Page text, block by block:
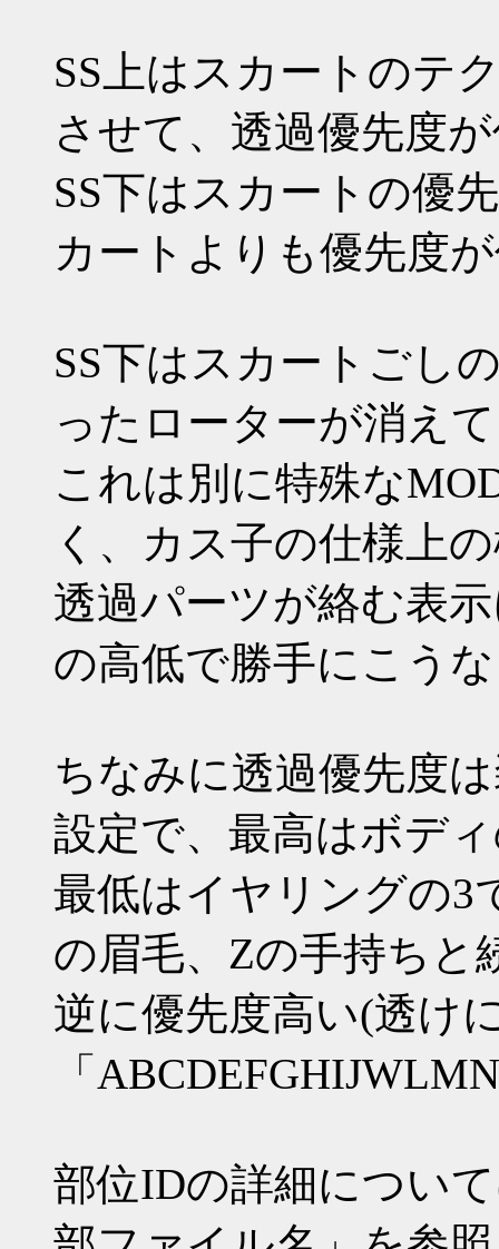
SS上はスカートのテ
させて、透過優先度
SS下はスカートの優
カートよりも優先度
SS下はスカートごし
ったローターが消え
これは別に特殊な
く、カス子の仕様上
透過パーツが絡む表
の高低で勝手にこう
ちなみに透過優先度
設定で、最高はボデ
最低はイヤリングの3
の眉毛、Zの手持ちと
逆に優先度高い(透け
「
部位IDの詳細につい